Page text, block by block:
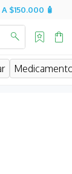
A $150.000 🧴